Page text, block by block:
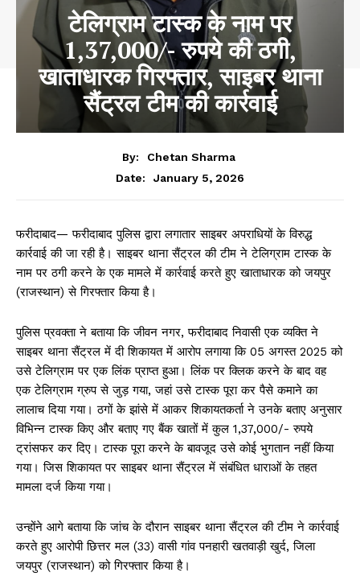
टेलिग्राम टास्क के नाम पर
1,37,000/- रुपये की ठगी,
खाताधारक गिरफ्तार, साइबर थाना
सैंट्रल टीम की कार्रवाई
By:
Chetan Sharma
Date:
January 5, 2026
फरीदाबाद— फरीदाबाद पुलिस द्वारा लगातार साइबर अपराधियों के विरुद्ध
कार्रवाई की जा रही है। साइबर थाना सैंट्रल की टीम ने टेलिग्राम टास्क के
नाम पर ठगी करने के एक मामले में कार्रवाई करते हुए खाताधारक को जयपुर
(राजस्थान) से गिरफ्तार किया है।
पुलिस प्रवक्ता ने बताया कि जीवन नगर, फरीदाबाद निवासी एक व्यक्ति ने
साइबर थाना सैंट्रल में दी शिकायत में आरोप लगाया कि 05 अगस्त 2025 को
उसे टेलिग्राम पर एक लिंक प्राप्त हुआ। लिंक पर क्लिक करने के बाद वह
एक टेलिग्राम ग्रुप से जुड़ गया, जहां उसे टास्क पूरा कर पैसे कमाने का
लाला‍च दिया गया। ठगों के झांसे में आकर शिकायतकर्ता ने उनके बताए अनुसार
विभिन्न टास्क किए और बताए गए बैंक खातों में कुल 1,37,000/- रुपये
ट्रांसफर कर दिए। टास्क पूरा करने के बावजूद उसे कोई भुगतान नहीं किया
गया। जिस शिकायत पर साइबर थाना सैंट्रल में संबंधित धाराओं के तहत
मामला दर्ज किया गया।
उन्होंने आगे बताया कि जांच के दौरान साइबर थाना सैंट्रल की टीम ने कार्रवाई
करते हुए आरोपी छित्तर मल (33) वासी गांव पनहारी खतवाड़ी खुर्द, जिला
जयपुर (राजस्थान) को गिरफ्तार किया है।